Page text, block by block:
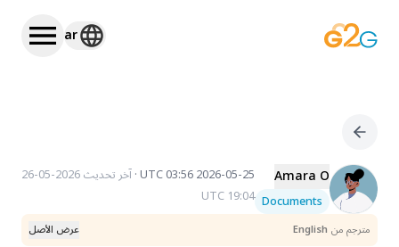
ar
Amara O
Documents
2026-05-25 03:56 UTC
·آخر تحديث
2026-05-26
19:04 UTC
مترجم من English عرض الأصل